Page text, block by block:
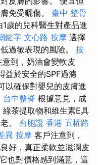
免受曬傷。 臺中 整骨
歲的兒科醫生對產品進
鍵字 文心路 按摩 選擇
過敏表現的風險。 按
意到，奶油會變軟皮
益於安全的SPF過濾
以確保對嬰兒的皮膚進
台中整脊 根據意見，成
茶提取物和維生素E具
。 台胞證 香港 五權路
異 按摩 客戶注意到，
好，真正柔軟並滋潤皮
它也對價格感到滿意，這